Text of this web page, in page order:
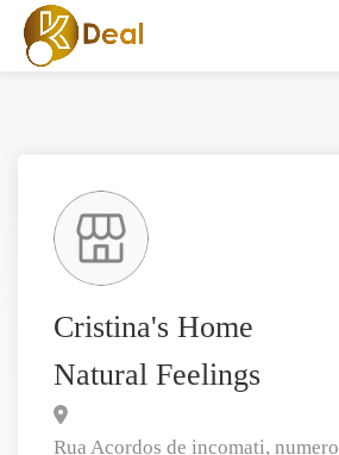
Procura
Cristina's Home
Natural Feelings
Rua Acordos de incomati, numero